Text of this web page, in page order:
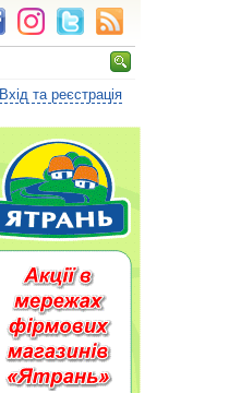
Вхід та реєстрація